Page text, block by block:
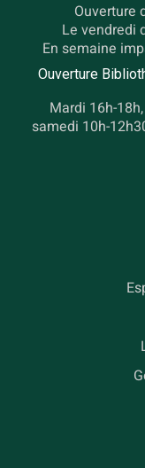
Ouverture
Le vendredi
En semaine
Ouverture
Mardi 16h-
samedi 10h-